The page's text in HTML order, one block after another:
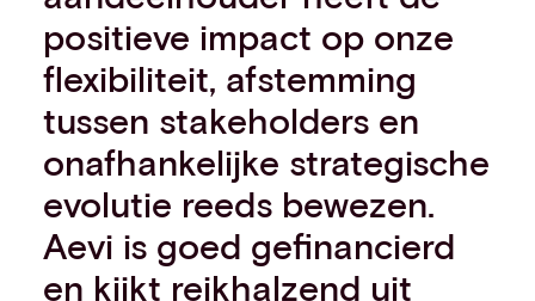
positieve impact op onze
flexibiliteit, afstemming
tussen stakeholders en
onafhankelijke strategische
evolutie reeds bewezen.
Aevi is goed gefinancierd
en kijkt reikhalzend uit